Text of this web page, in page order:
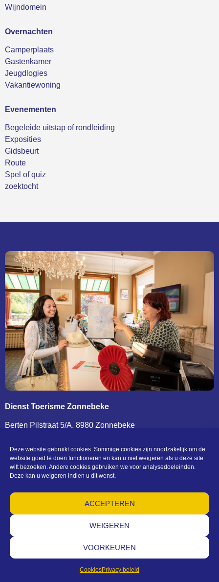
Deze website gebruikt cookies. Sommige cookies zijn noodzakelijk om de
website goed te doen functioneren en kan u niet weigeren als u deze site
wilt bezoeken. Andere cookies gebruiken we voor analysedoeleinden.
Deze kan u weigeren indien u dit wenst.
ACCEPTEREN
WEIGEREN
VOORKEUREN
CookiesPrivacy beleid
Wijndomein
Overnachten
Camperplaats
Gastenkamer
Jeugdlogies
Vakantiewoning
Evenementen
Begeleide uitstap of rondleiding
Exposities
Gidsbeurt
Route
Spel of quiz
zoektocht
Dienst Toerisme Zonnebeke
Berten Pilstraat 5/A, 8980 Zonnebeke
BTW BE 0207 432 124
CONTACT EN OPENINGSUREN
Algemene voorwaarden – Privacy – Cookies – Machtigingen –